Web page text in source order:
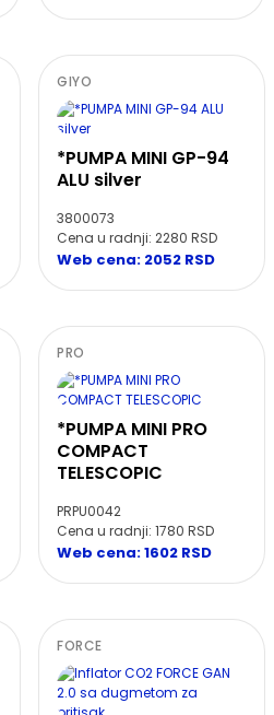
GIYO
*PUMPA MINI GP-94
ALU silver
3800073
Cena u radnji: 2280 RSD
Web cena: 2052 RSD
PRO
*PUMPA MINI PRO
COMPACT
TELESCOPIC
PRPU0042
Cena u radnji: 1780 RSD
Web cena: 1602 RSD
FORCE